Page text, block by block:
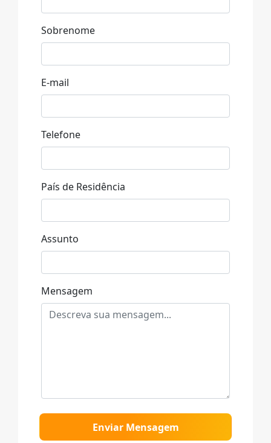
Sobrenome
E-mail
Telefone
País de Residência
Assunto
Mensagem
Enviar Mensagem